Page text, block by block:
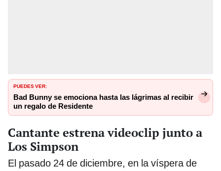
PUEDES VER:
Bad Bunny se emociona hasta las lágrimas al recibir
un regalo de Residente
Cantante estrena videoclip junto a
Los Simpson
El pasado 24 de diciembre, en la víspera de